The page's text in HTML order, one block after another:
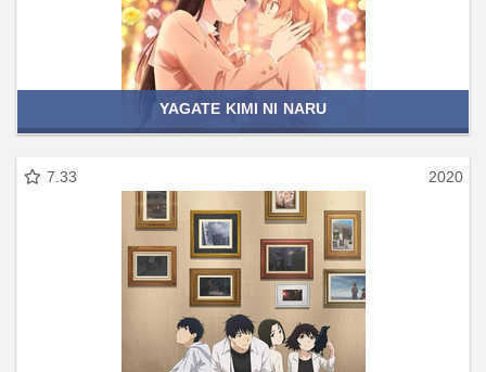
YAGATE KIMI NI NARU
7.33 2020